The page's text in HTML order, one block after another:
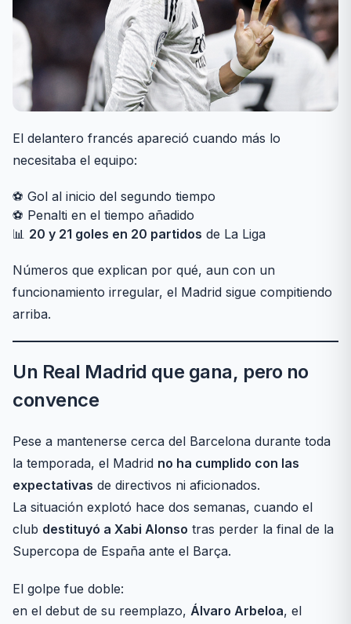
El delantero francés apareció cuando más lo
necesitaba el equipo:
⚽ Gol al inicio del segundo tiempo
⚽ Penalti en el tiempo añadido
📊 20 y 21 goles en 20 partidos de La Liga
Números que explican por qué, aun con un
funcionamiento irregular, el Madrid sigue compitiendo
arriba.
Un Real Madrid que gana, pero no
convence
Pese a mantenerse cerca del Barcelona durante toda
la temporada, el Madrid no ha cumplido con las
expectativas de directivos ni aficionados.
La situación explotó hace dos semanas, cuando el
club destituyó a Xabi Alonso tras perder la final de la
Supercopa de España ante el Barça.
El golpe fue doble:
en el debut de su reemplazo, Álvaro Arbeloa, el